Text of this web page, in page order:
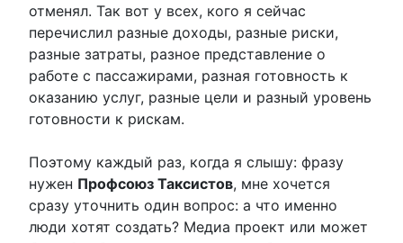
отменял. Так вот у всех, кого я сейчас
перечислил разные доходы, разные риски,
разные затраты, разное представление о
работе с пассажирами, разная готовность к
оказанию услуг, разные цели и разный уровень
готовности к рискам.
Поэтому каждый раз, когда я слышу: фразу
нужен Профсоюз Таксистов, мне хочется
сразу уточнить один вопрос: а что именно
люди хотят создать? Медиа проект или может